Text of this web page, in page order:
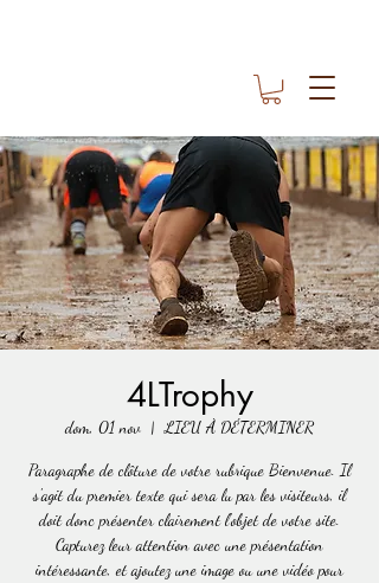
4LTrophy
dom, 01 nov
  |
LIEU À DÉTERMINER
Paragraphe de clôture de votre rubrique Bienvenue. Il
s'agit du premier texte qui sera lu par les visiteurs, il
doit donc présenter clairement l'objet de votre site.
Capturez leur attention avec une présentation
intéressante, et ajoutez une image ou une vidéo pour